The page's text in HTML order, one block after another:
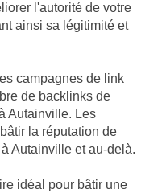
l'autorité de votre
ainsi sa légitimité et
campagnes de link
de backlinks de
Autainville. Les
la réputation de
Autainville et au-delà.
idéal pour bâtir une